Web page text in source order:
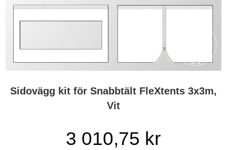
Sidovägg kit för Snabbtält FleXtents 3x3m,
Vit
3 010,75 kr